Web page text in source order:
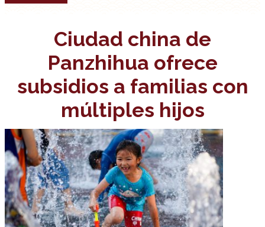
Ciudad china de
Panzhihua ofrece
subsidios a familias con
múltiples hijos